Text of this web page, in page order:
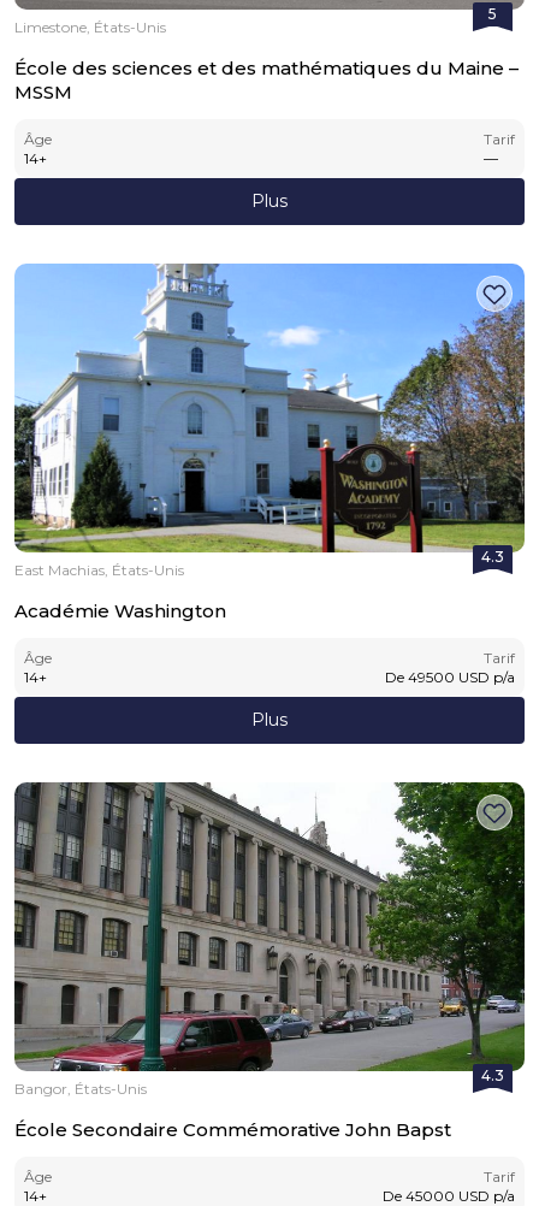
5
Limestone, États-Unis
École des sciences et des mathématiques du Maine –
MSSM
Âge
14+
Tarif
—
Plus
4.3
East Machias, États-Unis
Académie Washington
Âge
14+
Tarif
De 49500 USD p/a
Plus
4.3
Bangor, États-Unis
École Secondaire Commémorative John Bapst
Âge
14+
Tarif
De 45000 USD p/a